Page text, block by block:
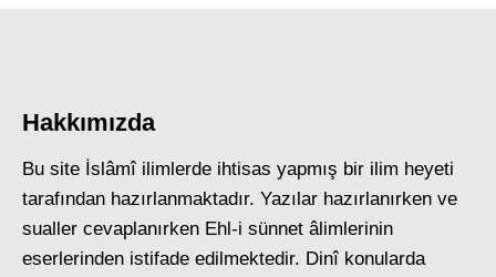
Hakkımızda
Bu site İslâmî ilimlerde ihtisas yapmış bir ilim heyeti
tarafından hazırlanmaktadır. Yazılar hazırlanırken ve
sualler cevaplanırken Ehl-i sünnet âlimlerinin
eserlerinden istifade edilmektedir. Dinî konularda